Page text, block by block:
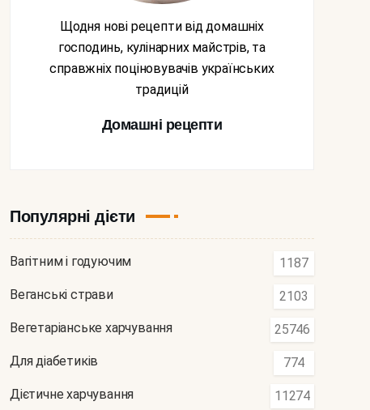
Щодня нові рецепти від домашніх
господинь, кулінарних майстрів, та
справжніх поціновувачів українських
традицій
Домашні рецепти
Популярні дієти
Вагітним і годуючим 1187
Веганські страви 2103
Вегетаріанське харчування 25746
Для діабетиків 774
Дієтичне харчування 11274